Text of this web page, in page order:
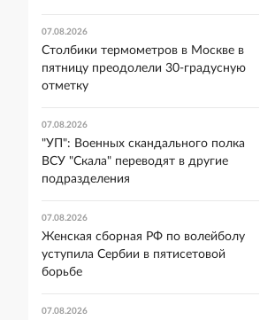
07.08.2026
Столбики термометров в Москве в
пятницу преодолели 30-градусную
отметку
07.08.2026
"УП": Военных скандального полка
ВСУ "Скала" переводят в другие
подразделения
07.08.2026
Женская сборная РФ по волейболу
уступила Сербии в пятисетовой
борьбе
07.08.2026